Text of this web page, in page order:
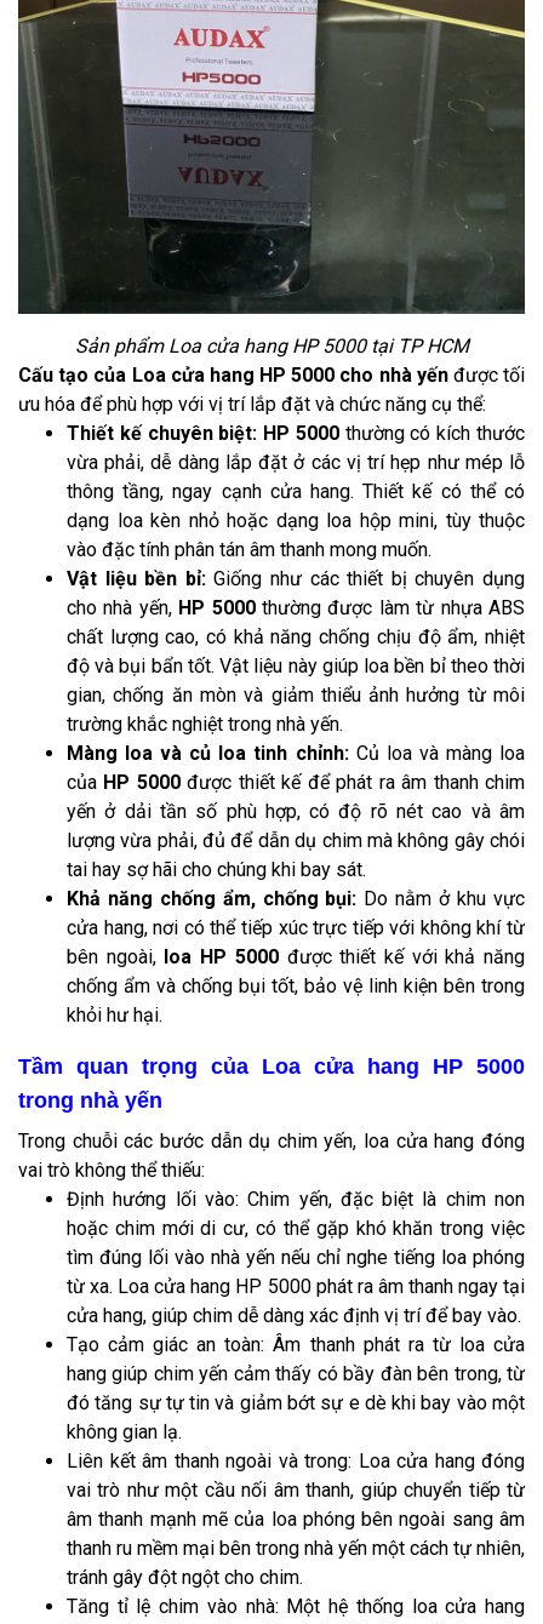
Sản phẩm Loa cửa hang HP 5000 tại TP HCM
Cấu tạo của Loa cửa hang HP 5000 cho nhà yếnđược tối
ưu hóa để phù hợp với vị trí lắp đặt và chức năng cụ thể:
Thiết kế chuyên biệt: HP 5000thường có kích thước
vừa phải, dễ dàng lắp đặt ở các vị trí hẹp như mép lỗ
thông tầng, ngay cạnh cửa hang. Thiết kế có thể có
dạng loa kèn nhỏ hoặc dạng loa hộp mini, tùy thuộc
vào đặc tính phân tán âm thanh mong muốn.
Vật liệu bền bỉ:Giống như các thiết bị chuyên dụng
cho nhà yến, HP 5000thường được làm từ nhựa ABS
chất lượng cao, có khả năng chống chịu độ ẩm, nhiệt
độ và bụi bẩn tốt. Vật liệu này giúp loa bền bỉ theo thời
gian, chống ăn mòn và giảm thiểu ảnh hưởng từ môi
trường khắc nghiệt trong nhà yến.
Màng loa và củ loa tinh chỉnh:Củ loa và màng loa
của HP 5000được thiết kế để phát ra âm thanh chim
yến ở dải tần số phù hợp, có độ rõ nét cao và âm
lượng vừa phải, đủ để dẫn dụ chim mà không gây chói
tai hay sợ hãi cho chúng khi bay sát.
Khả năng chống ẩm, chống bụi: Do nằm ở khu vực
cửa hang, nơi có thể tiếp xúc trực tiếp với không khí từ
bên ngoài, loa HP 5000được thiết kế với khả năng
chống ẩm và chống bụi tốt, bảo vệ linh kiện bên trong
khỏi hư hại.
Tầm quan trọng của Loa cửa hang HP 5000
trong nhà yến
Trong chuỗi các bước dẫn dụ chim yến, loa cửa hang đóng
vai trò không thể thiếu:
Định hướng lối vào: Chim yến, đặc biệt là chim non
hoặc chim mới di cư, có thể gặp khó khăn trong việc
tìm đúng lối vào nhà yến nếu chỉ nghe tiếng loa phóng
từ xa. Loa cửa hang HP 5000 phát ra âm thanh ngay tại
cửa hang, giúp chim dễ dàng xác định vị trí để bay vào.
Tạo cảm giác an toàn: Âm thanh phát ra từ loa cửa
hang giúp chim yến cảm thấy có bầy đàn bên trong, từ
đó tăng sự tự tin và giảm bớt sự e dè khi bay vào một
không gian lạ.
Liên kết âm thanh ngoài và trong: Loa cửa hang đóng
vai trò như một cầu nối âm thanh, giúp chuyển tiếp từ
âm thanh mạnh mẽ của loa phóng bên ngoài sang âm
thanh ru mềm mại bên trong nhà yến một cách tự nhiên,
tránh gây đột ngột cho chim.
Tăng tỉ lệ chim vào nhà: Một hệ thống loa cửa hang